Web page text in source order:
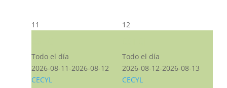
11
Todo el día
2026-08-11-2026-08-12
CECYL
12
Todo el día
2026-08-12-2026-08-13
CECYL